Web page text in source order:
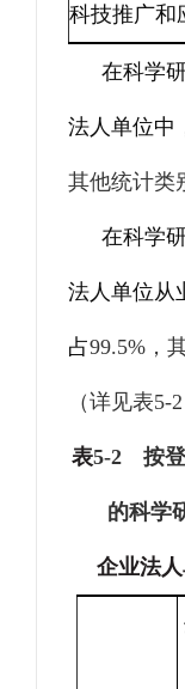
科技推广和
在科学
法人单位中
其他统计类
在科学
法人单位从
占99.5% ，
（详见表5-2
表5-2 按登
的科学
企业法